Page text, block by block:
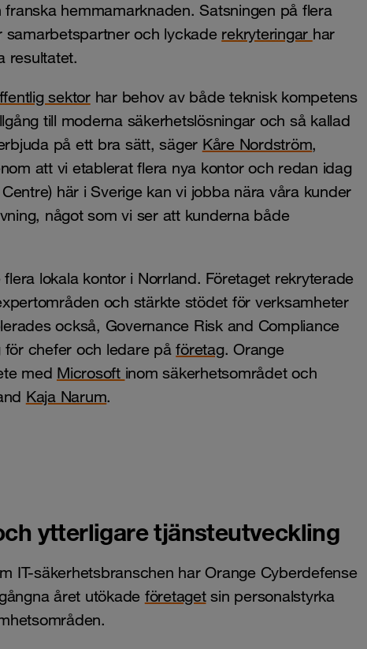
hemmamarknaden. Satsningen på flera
och lyckade rekryteringar har
resultatet.
sektorhar behov av både teknisk kompetens
till moderna säkerhetslösningar och så kallad
på ett bra sätt, säger Kåre Nordström,
att vi etablerat flera nya kontor och redan idag
här i Sverige kan vi jobba nära våra kunder
något som vi ser att kunderna både
lokala kontor i Norrland. Företaget rekryterade
och stärkte stödet för verksamheter
också, Governance Risk and Compliance
för chefer och ledare påföretag. Orange
med Microsoft inom säkerhetsområdet och
Kaja Narum.
ytterligare tjänsteutveckling
IT-säkerhetsbranschen har Orange Cyberdefense
året utökade företagetsin personalstyrka